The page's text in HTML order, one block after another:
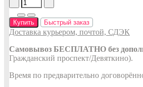
Купить Быстрый заказ
Доставка курьером, почтой, СДЭК
Самовывоз БЕСПЛАТНО без
Гражданский проспект/Девяткино).
Время по предварительно